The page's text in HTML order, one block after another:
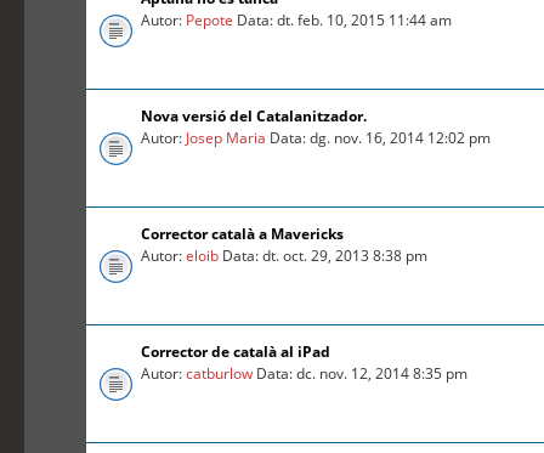
Autor: Pepote Data: dt. feb. 10, 2015 11:44 am
Nova versió del Catalanitzador.
Autor: Josep Maria Data: dg. nov. 16, 2014 12:02 pm
Corrector català a Mavericks
Autor:eloib Data: dt. oct. 29, 2013 8:38 pm
Corrector de català al iPad
Autor:catburlow Data: dc. nov. 12, 2014 8:35 pm